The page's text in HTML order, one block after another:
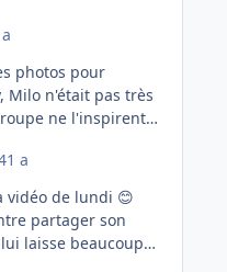
Je reviendrai lui
photos pour
Milo n'était pas très
ne l'inspirent
Miss Jadou
1 a
vidéo de lundi 😊
partager son
laisse beaucoup